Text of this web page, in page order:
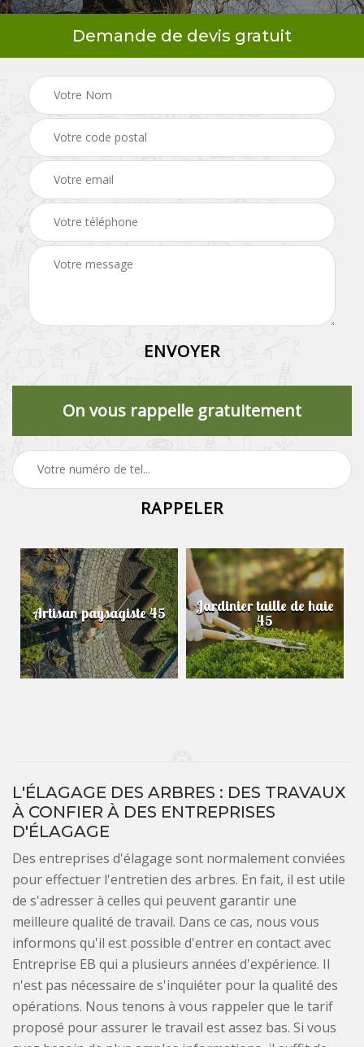
Demande de devis gratuit
On vous rappelle gratuitement
Artisan paysagiste 45 Jardinier taille de haie
45
L'ÉLAGAGE DES ARBRES : DES TRAVAUX
À CONFIER À DES ENTREPRISES
D'ÉLAGAGE
Des entreprises d'élagage sont normalement conviées
pour effectuer l'entretien des arbres. En fait, il est utile
de s'adresser à celles qui peuvent garantir une
meilleure qualité de travail. Dans ce cas, nous vous
informons qu'il est possible d'entrer en contact avec
Entreprise EB qui a plusieurs années d'expérience. Il
n'est pas nécessaire de s'inquiéter pour la qualité des
opérations. Nous tenons à vous rappeler que le tarif
proposé pour assurer le travail est assez bas. Si vous